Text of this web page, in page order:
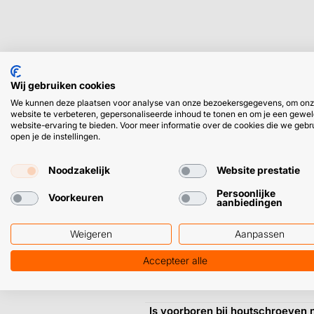
Hoe voorkom je dat hout splijt
Is voorboren bij houtschroeven
Wij gebruiken cookies
We kunnen deze plaatsen voor analyse van onze bezoekersgegevens, om
website te verbeteren, gepersonaliseerde inhoud te tonen en om je een
website-ervaring te bieden. Voor meer informatie over de cookies die we
open je de instellingen.
Noodzakelijk Website prestatie
Voorkeuren
Persoonlijke
aanbiedingen
Weigeren Aanpassen
Accepteer alle